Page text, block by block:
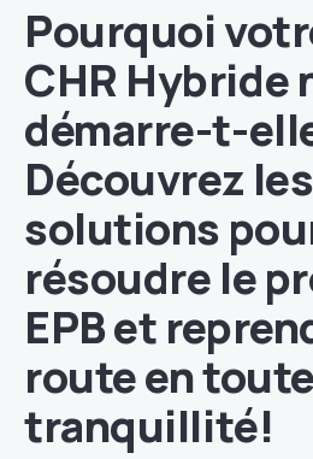
Pourquoi
CHR Hybride
démarre-t-
Découvrez les
solutions
résoudre le
EPB et
route en toute
tranquillité!